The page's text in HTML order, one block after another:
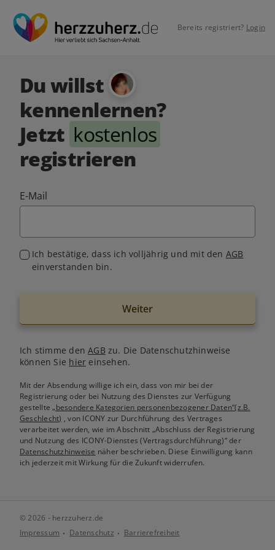
Bereits registriert? Login
Du willst
kennenlernen?
Jetzt kostenlos
registrieren
E-Mail
Ich bestätige, dass ich volljährig und mit den AGB
einverstanden bin.
Weiter
Ich stimme denAGB zu. Die Datenschutzhinweise
können Sie hier einsehen.
Mit der Absendung willige ich ein, dass von mir bei der
Registrierung oder bei Nutzung des Dienstes zur Verfügung
gestellte„besondere Kategorien personenbezogener Daten“(z.B.
Geschlecht) , von ICONY zur Durchführung des Vertrages
verarbeitet werden, wie im Abschnitt „Abschluss der Registrierung
und Nutzung des ICONY-Dienstes (Vertragsdurchführung)“ der
Datenschutzhinweise näher beschrieben. Diese Einwilligung kann
ich jederzeit mit Wirkung für die Zukunft widerrufen.
© 2026 - herzzuherz.de
Impressum
Datenschutz Barrierefreiheit